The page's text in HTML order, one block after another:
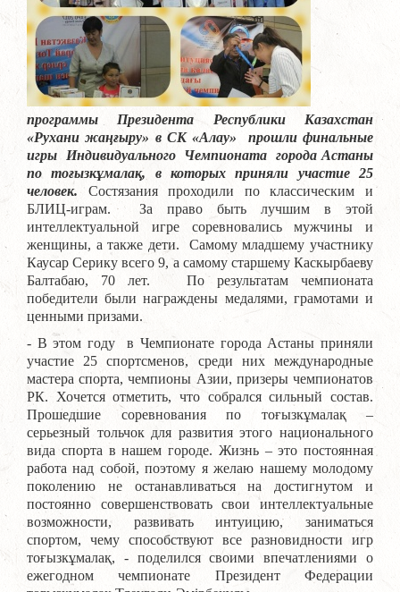
программы Президента Республики Казахстан
«Рухани жаңғыру» в СК «Алау» прошли финальные
игры Индивидуального Чемпионата города Астаны
по тоғызкұмалақ, в которых приняли участие 25
человек. Состязания проходили по классическим и
БЛИЦ-играм. За право быть лучшим в этой
интеллектуальной игре соревновались мужчины и
женщины, а также дети. Самому младшему участнику
Каусар Серику всего 9, а самому старшему Каскырбаеву
Балтабаю, 70 лет.
По результатам чемпионата
победители были награждены медалями, грамотами и
ценными призами.
- В этом году в Чемпионате города Астаны приняли
участие 25 спортсменов, среди них международные
мастера спорта, чемпионы Азии, призеры чемпионатов
РК. Хочется отметить, что собрался сильный состав.
Прошедшие соревнования по тоғызкұмалақ –
серьезный тольчок для развития этого национального
вида спорта в нашем городе. Жизнь – это постоянная
работа над собой, поэтому я желаю нашему молодому
поколению не останавливаться на достигнутом и
постоянно совершенствовать свои интеллектуальные
возможности, развивать интуицию, заниматься
спортом, чему способствуют все разновидности игр
тоғызкұмалақ, - поделился своими впечатлениями о
ежегодном чемпионате Президент Федерации